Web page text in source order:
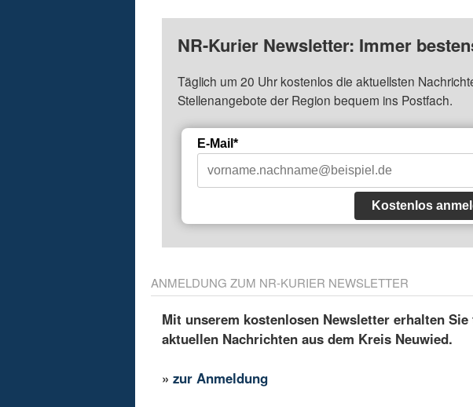
NR-Kurier Newsletter: Immer
Täglich um 20 Uhr kostenlos die aktuellsten
Stellenangebote der Region bequem ins Postfach.
E-Mail*
Kostenlos
ANMELDUNG ZUM NR-KURIER NEWSLETTER
Mit unserem kostenlosen Newsletter erhalten
aktuellen Nachrichten aus dem Kreis Neuwied.
»zur Anmeldung